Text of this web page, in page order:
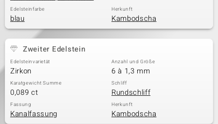
Edelsteinfarbe
blau
Herkunft
Kambodscha
Zweiter Edelstein
Edelsteinvarietät
Zirkon
Anzahl und Größe
6 à 1,3 mm
Karatgewicht Summe
0,089 ct
Schliff
Rundschliff
Fassung
Kanalfassung
Herkunft
Kambodscha